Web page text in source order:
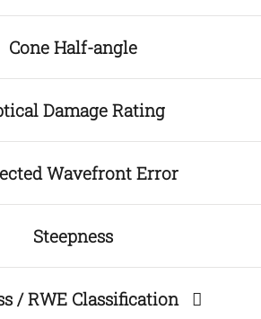
Cone Half-angle
Damage Rating
Wavefront Error
Steepness
/ RWE Classification